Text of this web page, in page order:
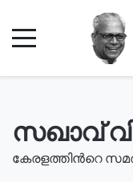
സഖാവ്
കേരളത്തിൻറെ